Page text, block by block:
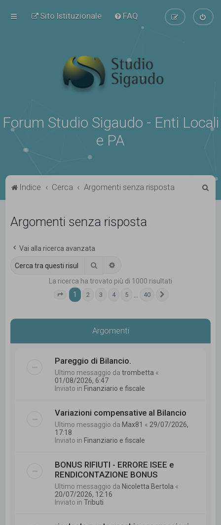
Sito Istituzionale FAQ
Forum Studio Sigaudo - Enti Locali
e PA
Indice Cerca Argomenti senza risposta
Argomenti senza risposta
Vai alla ricerca avanzata
Cerca
La ricerca ha trovato più di 1000 risultati
Pagina 1di 40
1 2 3 4 5 40
Argomenti
Pareggio di Bilancio.
Ultimo messaggio datrombetta «
01/08/2026, 6:47
Inviato in Finanziario e fiscale
Variazioni compensative al Bilancio
Ultimo messaggio da Max81 « 29/07/2026,
17:18
Inviato in Finanziario e fiscale
BONUS RIFIUTI - ERRORE ISEE e
RENDICONTAZIONE BONUS
Ultimo messaggio da Nicoletta Bertola «
20/07/2026, 12:16
Inviato inTributi